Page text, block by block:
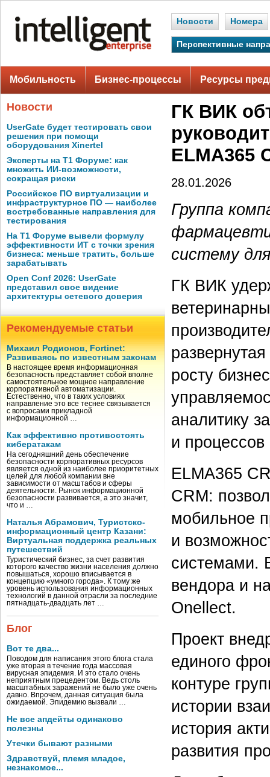
Новости Номера
Перспективные
Мобильность Бизнес-процессы Ресурсы
Новости
UserGate будет тестировать свои
решения при помощи
оборудования Xinertel
Эксперты на Т1 Форуме: как
множить ИИ-возможности,
сокращая риски
Российское ПО виртуализации и
инфраструктурное ПО — наиболее
востребованные направления для
тестирования
На Т1 Форуме вывели формулу
эффективности ИТ с точки зрения
бизнеса: меньше тратить, больше
зарабатывать
Open Conf 2026: UserGate
представил свое видение
архитектуры сетевого доверия
Рекомендуемые статьи
Михаил Родионов, Fortinet:
Развиваясь по известным законам
В настоящее время информационная
безопасность представляет собой вполне
самостоятельное мощное направление
корпоративной автоматизации.
Естественно, что в таких условиях
направление это все теснее связывается
с вопросами прикладной
информационной …
Как эффективно противостоять
кибератакам
На сегодняшний день обеспечение
безопасности корпоративных ресурсов
является одной из наиболее приоритетных
целей для любой компании вне
зависимости от масштабов и сферы
деятельности. Рынок информационной
безопасности развивается, а это значит,
что и …
Наталья Абрамович, Туристско-
информационный центр Казани:
Виртуальная поддержка реальных
путешествий
Туристический бизнес, за счет развития
которого качество жизни населения должно
повышаться, хорошо вписывается в
концепцию «умного города». К тому же
уровень использования информационных
технологий в данной отрасли за последние
пятнадцать-двадцать лет …
Блог
Вот те два...
Поводом для написания этого блога стала
уже вторая в течение года массовая
вирусная эпидемия. И это стало очень
неприятным прецедентом. Ведь столь
масштабных заражений не было уже очень
давно. Впрочем, данная ситуация была
ожидаемой. Эпидемию вызвали …
Не все апдейты одинаково
полезны
Утечки бывают разными
Здравствуй, племя младое,
незнакомое...
ГК ВИК
ELMA365
28.01.2026
Группа
систему
ГК ВИК
росту
аналитику
и
ELMA365
CRM:
мобильное
и
системами.
вендора и
Onellect.
Проект
единого
контуре
истории
история
развития